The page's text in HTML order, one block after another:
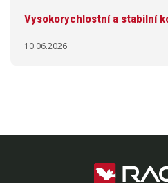
Vysokorychlostní a stabilní
10.06.2026